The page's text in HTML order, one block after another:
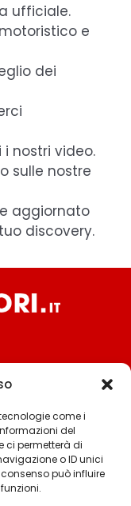
come i
del
ci permetterà di
o ID unici
può influire
ufficiale.
e
dei
nostri video.
sulle nostre
aggiornato
discovery.